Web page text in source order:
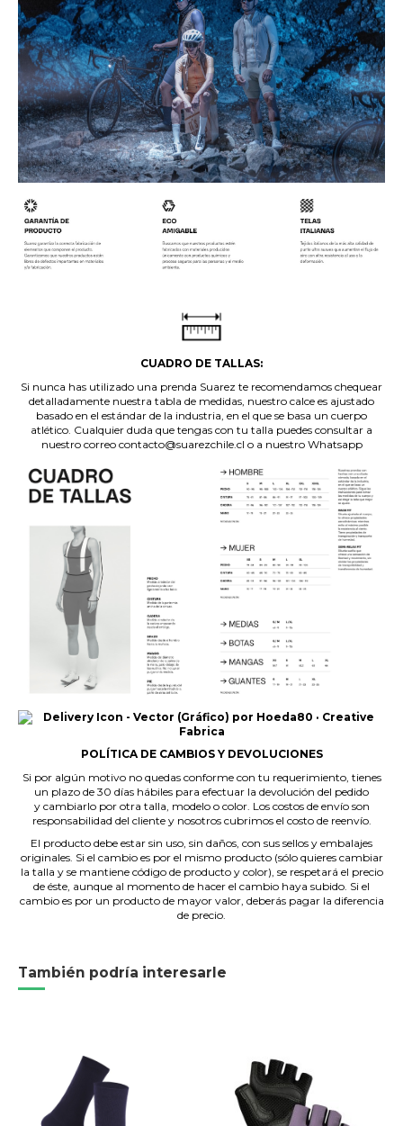
CUADRO DE TALLAS:
Si nunca has utilizado una prenda Suarez te recomendamos chequear
detalladamente nuestra tabla de medidas, nuestro calce es ajustado
basado en el estándar de la industria, en el que se basa un cuerpo
atlético. Cualquier duda que tengas con tu talla puedes consultar a
nuestro correo contacto@suarezchile.cl o a nuestro Whatsapp
POLÍTICA DE CAMBIOS Y DEVOLUCIONES
Si por algún motivo no quedas conforme con tu requerimiento, tienes
un plazo de 30 días hábiles para efectuar la devolución del pedido
y cambiarlo por otra talla, modelo o color. Los costos de envío son
responsabilidad del cliente y nosotros cubrimos el costo de reenvío.
El producto debe estar sin uso, sin daños, con sus sellos y embalajes
originales. Si el cambio es por el mismo producto (sólo quieres cambiar
la talla y se mantiene código de producto y color), se respetará el precio
de éste, aunque al momento de hacer el cambio haya subido. Si el
cambio es por un producto de mayor valor, deberás pagar la diferencia
de precio.
También podría interesarle